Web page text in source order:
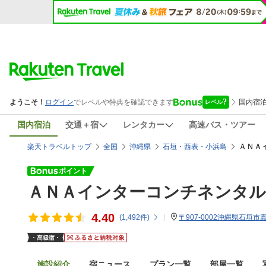
国内宿泊 交通＋宿 レンタカー 高速バス・ツアー
楽天トラベルトップ 全国 沖縄県 石垣・西表・小浜島 ＡＮ
ＡＮＡインターコンチネン
4.40 (1,492件) 〒907-0002沖縄県石垣市